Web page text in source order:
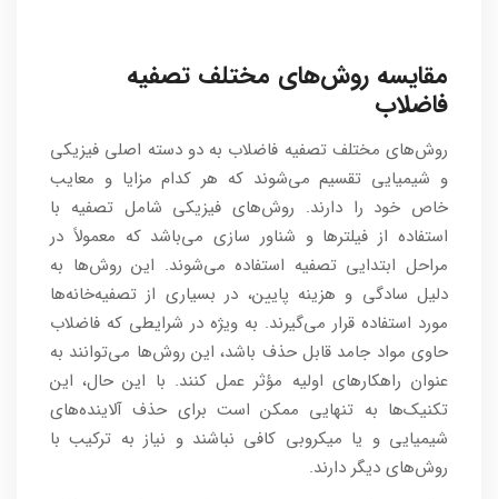
مقایسه روش‌های مختلف تصفیه
فاضلاب
روش‌های مختلف تصفیه فاضلاب به دو دسته اصلی فیزیکی
و شیمیایی تقسیم می‌شوند که هر کدام مزایا و معایب
خاص خود را دارند. روش‌های فیزیکی شامل تصفیه با
استفاده از فیلترها و شناور سازی می‌باشد که معمولاً در
مراحل ابتدایی تصفیه استفاده می‌شوند. این روش‌ها به
دلیل سادگی و هزینه پایین، در بسیاری از تصفیه‌خانه‌ها
مورد استفاده قرار می‌گیرند. به ویژه در شرایطی که فاضلاب
حاوی مواد جامد قابل حذف باشد، این روش‌ها می‌توانند به
عنوان راهکارهای اولیه مؤثر عمل کنند. با این حال، این
تکنیک‌ها به تنهایی ممکن است برای حذف آلاینده‌های
شیمیایی و یا میکروبی کافی نباشند و نیاز به ترکیب با
روش‌های دیگر دارند.